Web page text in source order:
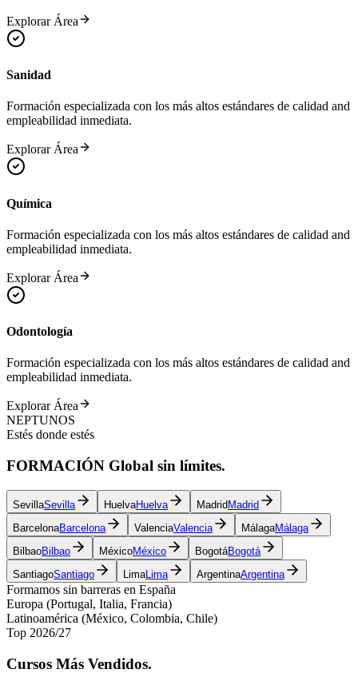
Explorar Área
Sanidad
Formación especializada con los más altos estándares de calidad and
empleabilidad inmediata.
Explorar Área
Química
Formación especializada con los más altos estándares de calidad and
empleabilidad inmediata.
Explorar Área
Odontología
Formación especializada con los más altos estándares de calidad and
empleabilidad inmediata.
Explorar Área
NEPTUNOS
Estés donde estés
FORMACIÓN Global sin límites.
SevillaSevilla HuelvaHuelva Madrid Madrid
BarcelonaBarcelona ValenciaValencia MálagaMálaga
BilbaoBilbao MéxicoMéxico BogotáBogotá
SantiagoSantiago Lima Lima ArgentinaArgentina
Formamos sin barreras en España
Europa (Portugal, Italia, Francia)
Latinoamérica (México, Colombia, Chile)
Top 2026/27
Cursos Más Vendidos.